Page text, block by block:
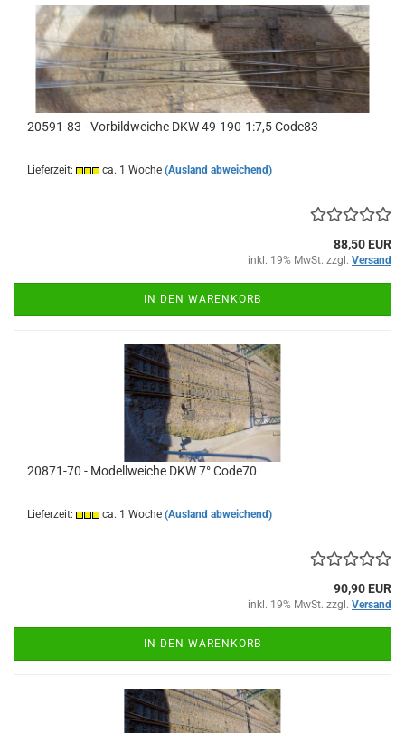
20591-83 - Vorbildweiche DKW 49-190-1:7,5 Code83
Lieferzeit: ca. 1 Woche (Ausland abweichend)
88,50 EUR
inkl. 19% MwSt. zzgl. Versand
IN DEN WARENKORB
20871-70 - Modellweiche DKW 7° Code70
Lieferzeit: ca. 1 Woche (Ausland abweichend)
90,90 EUR
inkl. 19% MwSt. zzgl. Versand
IN DEN WARENKORB